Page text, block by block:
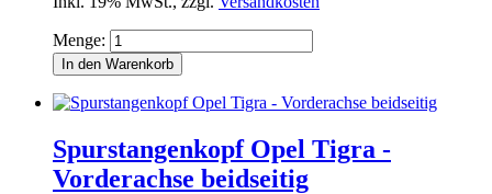
Menge:
In den Warenkorb
Spurstangenkopf Opel Tigra -
Vorderachse beidseitig